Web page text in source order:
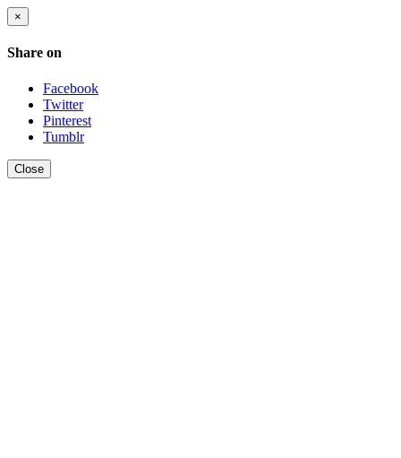
×
Share on
Facebook
Twitter
Pinterest
Tumblr
Close